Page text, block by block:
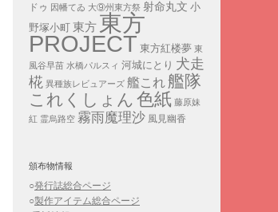
ドゥ 因幡てゐ 大⑨州東方祭 射命丸文 小
野塚小町 東方 東方
PROJECT 東方紅楼夢 東
風谷早苗 水橋パルスィ 河城にとり 犬走
椛 異種族レビュアーズ 艦これ艦隊
これくしょん 色紙 藤原妹
紅 霊烏路空 霧雨魔理沙 風見幽香
頒布物情報
○発行誌総合ページ
○製作アイテム総合ページ